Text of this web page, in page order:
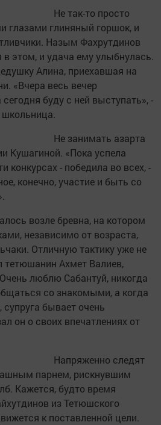
Не так-то просто
глазами глиняный горшок, и
Назым Фахрутдинов
этом, и удача ему улыбнулась.
Алина, приехавшая на
«Вчера весь вечер
буду с ней выступать», -
Не занимать азарта
Кушагиной. «Пока успела
конкурсах - победила во всех, -
конечно, участие и быть со
возле бревна, на котором
независимо от возраста,
Отличную тактику уже не
тетюшанин Ахмет Валиев,
люблю Сабантуй, никогда
со знакомыми, а когда
бывает очень
он о своих впечатлениях от
Напряженно следят
парнем, рискнувшим
Кажется, будто время
из Тетюшского
к поставленной цели.